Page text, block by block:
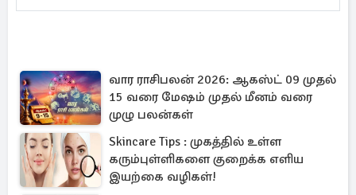
வார ராசிபலன் 2026: ஆகஸ்ட் 09 முதல்
15 வரை மேஷம் முதல் மீனம் வரை
முழு பலன்கள்
Skincare Tips : முகத்தில் உள்ள
கரும்புள்ளிகளை குறைக்க எளிய
இயற்கை வழிகள்!